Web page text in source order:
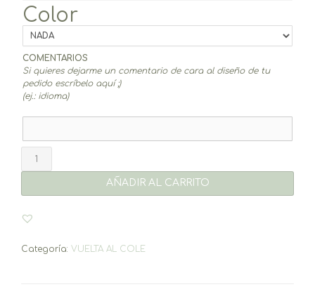
Color
COMENTARIOS
Si quieres dejarme un comentario de cara al diseño de tu
pedido escríbelo aquí ;)
(ej.: idioma)
Joven
AÑADIR AL CARRITO
Categoría: VUELTA AL COLE